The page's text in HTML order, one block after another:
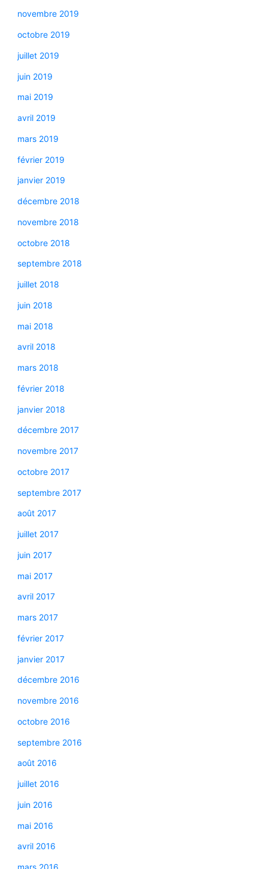
novembre 2019
octobre 2019
juillet 2019
juin 2019
mai 2019
avril 2019
mars 2019
février 2019
janvier 2019
décembre 2018
novembre 2018
octobre 2018
septembre 2018
juillet 2018
juin 2018
mai 2018
avril 2018
mars 2018
février 2018
janvier 2018
décembre 2017
novembre 2017
octobre 2017
septembre 2017
août 2017
juillet 2017
juin 2017
mai 2017
avril 2017
mars 2017
février 2017
janvier 2017
décembre 2016
novembre 2016
octobre 2016
septembre 2016
août 2016
juillet 2016
juin 2016
mai 2016
avril 2016
mars 2016